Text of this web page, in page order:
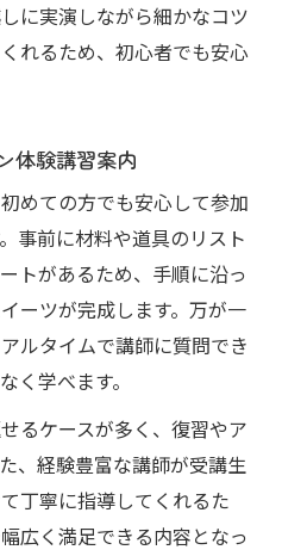
教室で旬を味わうコツ
むスイーツ作り体験法
る旬の素材の選び方
室で広がる味覚体験
に実演しながら細かなコツ
れるため、初心者でも安心
体験講習案内
めての方でも安心して参加
事前に材料や道具のリスト
トがあるため、手順に沿っ
ーツが完成します。万が一
ルタイムで講師に質問でき
く学べます。
るケースが多く、復習やア
、経験豊富な講師が受講生
丁寧に指導してくれるた
広く満足できる内容となっ